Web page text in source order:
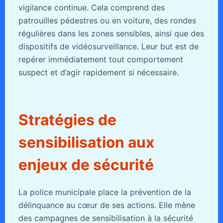
vigilance continue. Cela comprend des
patrouilles pédestres ou en voiture, des rondes
régulières dans les zones sensibles, ainsi que des
dispositifs de vidéosurveillance. Leur but est de
repérer immédiatement tout comportement
suspect et d’agir rapidement si nécessaire.
Stratégies de
sensibilisation aux
enjeux de sécurité
La police municipale place la prévention de la
délinquance au cœur de ses actions. Elle mène
des campagnes de sensibilisation à la sécurité